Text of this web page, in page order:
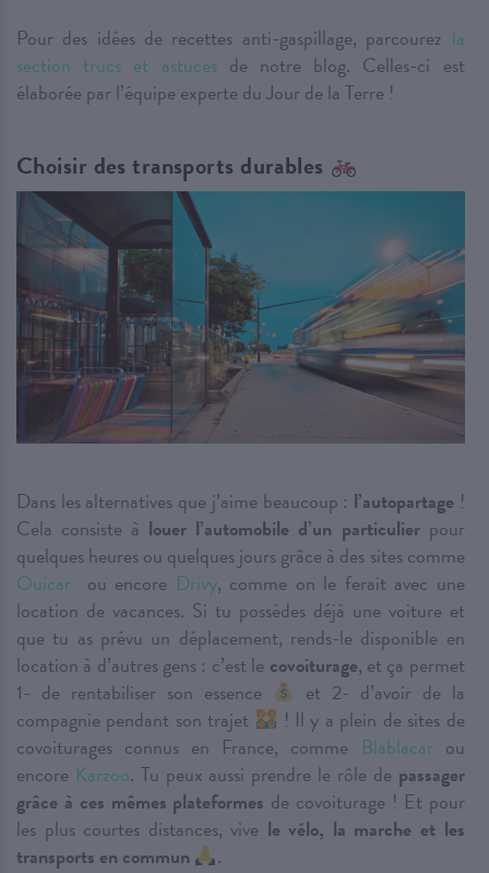
Pour des idées de recettes anti-gaspillage, parcourez la
section trucs et astucesde notre blog. Celles-ci est
élaborée par l’équipe experte du Jour de la Terre !
Choisir des transports durables
Dans les alternatives que j’aime beaucoup : l’autopartage !
Cela consiste à louer l’automobile d’un particulierpour
quelques heures ou quelques jours grâce à des sites comme
Ouicar ou encore Drivy, comme on le ferait avec une
location de vacances. Si tu possèdes déjà une voiture et
que tu as prévu un déplacement, rends-le disponible en
location à d’autres gens : c’est le covoiturage, et ça permet
1- de rentabiliser son essence
et 2- d’avoir de la
compagnie pendant son trajet
! Il y a plein de sites de
covoiturages connus en France, comme Blablacarou
encore Karzoo. Tu peux aussi prendre le rôle de passager
grâce à ces mêmes plateformes de covoiturage ! Et pour
les plus courtes distances, vive le vélo, la marche et les
transports en commun
.